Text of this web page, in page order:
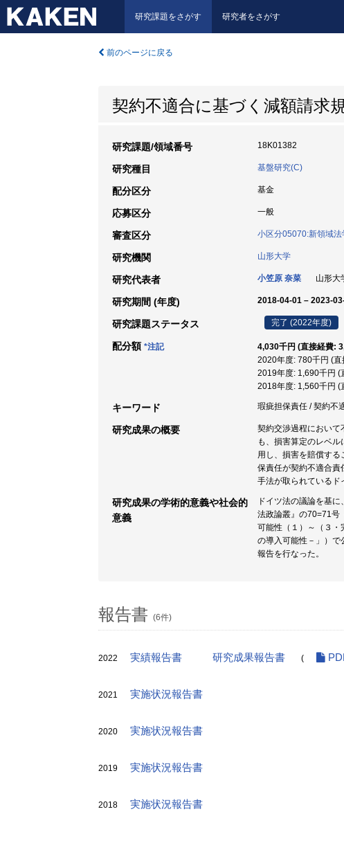
研究課題をさがす 研究者をさがす
前のページに戻る
契約不適合に基づく減額請求
研究課題/領域番号 18K01382
研究種目 基盤研究(C)
配分区分 基金
応募区分 一般
審査区分 小区分05070:新領域法
研究機関 山形大学
研究代表者 小笠原 奈菜 山形大
研究期間 (年度) 2018-04-01 – 2023-
研究課題ステータス 完了 (2022年度)
配分額 *注記
4,030千円 (直接経費:
2020年度: 780千円 (
2019年度: 1,690千円 (
2018年度: 1,560千円 (
キーワード 瑕疵担保責任 / 契約不
研究成果の概要
契約交渉過程において
も、損害算定のレベ
用し、損害を賠償す
保責任が契約不適合責
手法が取られているド
研究成果の学術的意義や社会的
意義
ドイツ法の議論を基
法政論叢』の70=71号
可能性（１）～（３・
の導入可能性－」）で
報告を行なった。
報告書 (6件)
2022 実績報告書 研究成果報告書 (
2021 実施状況報告書
2020 実施状況報告書
2019 実施状況報告書
2018 実施状況報告書